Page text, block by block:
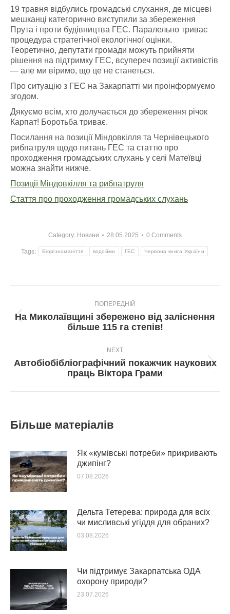
19 травня відбулись громадські слухання, де місцеві
мешканці категорично виступили за збереження
Прута і проти будівництва ГЕС. Паралельно триває
процедура стратегічної екологічної оцінки.
Теоретично, депутати громади можуть прийняти
рішення на підтримку ГЕС, всупереч позиції активістів
— але ми віримо, що це не станеться.
Про ситуацію з ГЕС на Закарпатті ми проінформуємо
згодом.
Дякуємо всім, хто долучається до збереження річок
Карпат! Боротьба триває.
Посилання на позиції Міндовкілля та Чернівецького
рибпатруля щодо питань ГЕС та статтю про
проходження громадських слухань у селі Матеївці
можна знайти нижче.
Позиції Міндовкілля та рибпатруля
Стаття про проходження громадських слухань
Category: Новини 28.05.2025 0 Comments
Tags: Біорізноманіття водойми ГЕС Червона книга України
navigation
ПОПЕРЕДНІЙ
Попередній
пост:
На Миколаївщині збережено від заліснення
більше 115 га степів!
NEXT
Next
post:
Автобіобібліографічний покажчик наукових
праць Віктора Грами
Більше матеріалів
Як «кумівські потреби» прикривають
джипінг?
07.08.2026
Дельта Тетерева: природа для всіх
чи мисливські угіддя для обраних?
03.08.2026
Чи підтримує Закарпатська ОДА
охорону природи?
23.07.2026